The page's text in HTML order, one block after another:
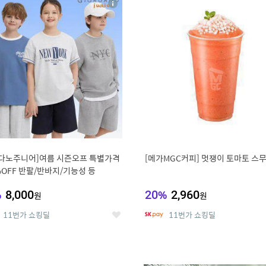
노주니어]여름 시즌오프 특별가격
반팔/반바지/기능성 등
8,000원
11번가 쇼킹딜 좋
상
세
[메가MGC커피] 멋쟁이 토마토 스
20% 2,960원
11번가 쇼킹딜